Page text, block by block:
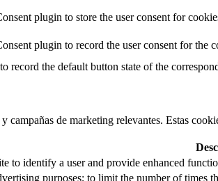
plugin to store the user consent for
plugin to record the user consent for the
record the default button state of the
de marketing relevantes. Estas
to identify a user and provide enhanced
purposes; to limit the number of times